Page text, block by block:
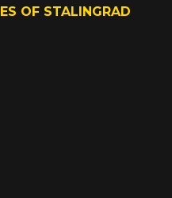
OF STALINGRAD